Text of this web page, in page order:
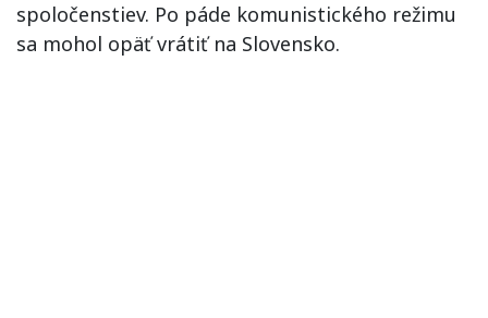
spoločenstiev. Po páde komunistického režimu
sa mohol opäť vrátiť na Slovensko.